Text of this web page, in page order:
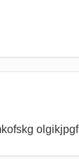
olgikjpgf